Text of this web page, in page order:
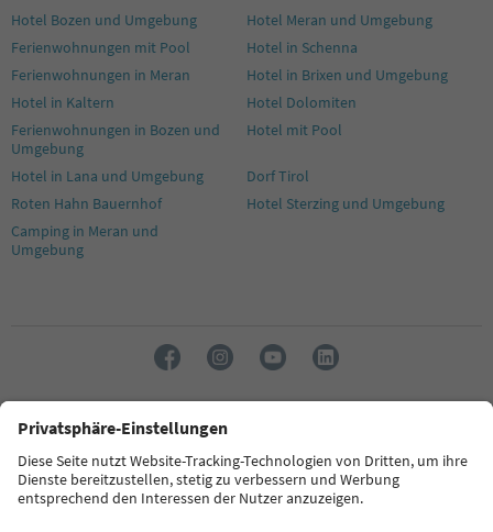
Hotel Bozen und Umgebung
Hotel Meran und Umgebung
Ferienwohnungen mit Pool
Hotel in Schenna
Ferienwohnungen in Meran
Hotel in Brixen und Umgebung
Hotel in Kaltern
Hotel Dolomiten
Ferienwohnungen in Bozen und
Umgebung
Hotel mit Pool
Hotel in Lana und Umgebung
Dorf Tirol
Roten Hahn Bauernhof
Hotel Sterzing und Umgebung
Camping in Meran und
Umgebung
Sprache: Deutsch
FAQ Kontakt Presse MICE Datenschutzerklärung